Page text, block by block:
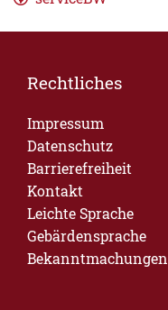
Rechtliches
Impressum
Datenschutz
Barrierefreiheit
Kontakt
Leichte Sprache
Gebärdensprache
Bekanntmachungen